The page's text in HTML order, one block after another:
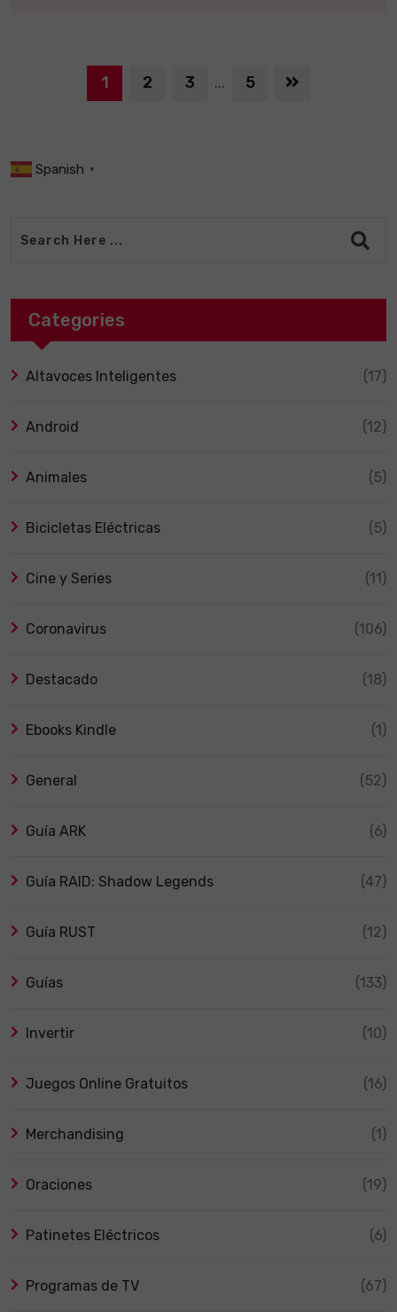
1 2 3 ... 5
Spanish ▼
Categories
Altavoces Inteligentes (17)
Android (12)
Animales (5)
Bicicletas Eléctricas (5)
Cine y Series (11)
Coronavirus (106)
Destacado (18)
Ebooks Kindle (1)
General (52)
Guía ARK (6)
Guía RAID: Shadow Legends (47)
Guía RUST (12)
Guías (133)
Invertir (10)
Juegos Online Gratuitos (16)
Merchandising (1)
Oraciones (19)
Patinetes Eléctricos (6)
Programas de TV (67)